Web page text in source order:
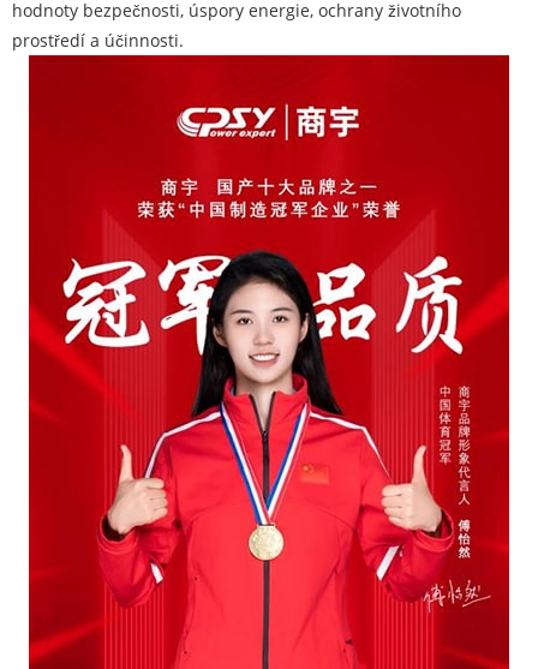
hodnoty bezpečnosti, úspory energie, ochrany životního
prostředí a účinnosti.